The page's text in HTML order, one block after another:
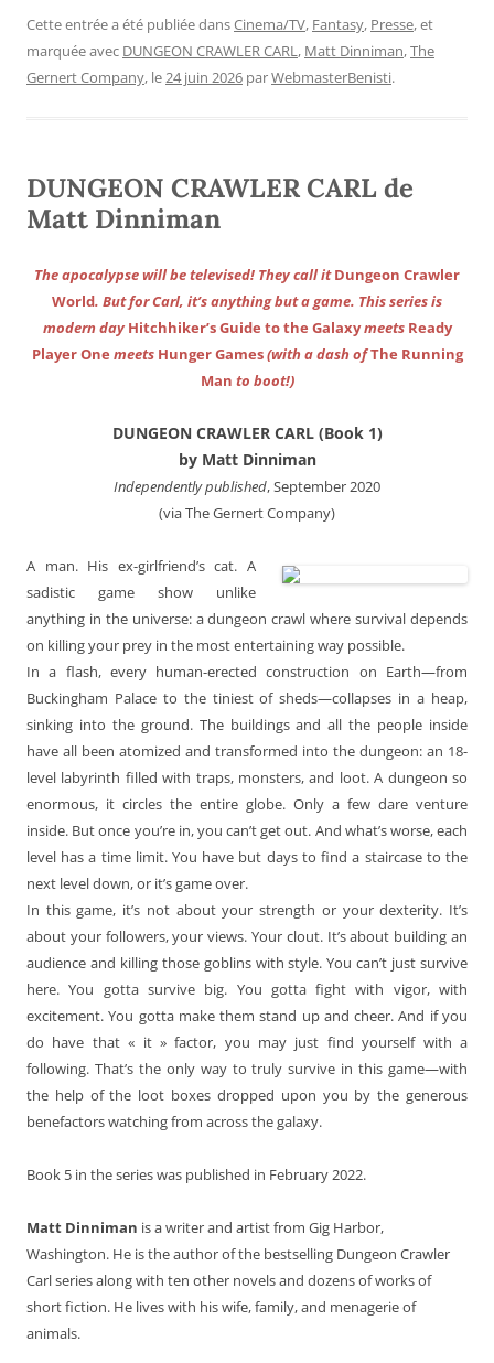
Cette entrée a été publiée dansCinema/TV, Fantasy, Presse, et
marquée avec DUNGEON CRAWLER CARL, Matt Dinniman,The
Gernert Company, le24 juin 2026 parWebmasterBenisti.
DUNGEON CRAWLER CARL de
Matt Dinniman
The apocalypse will be televised! They call itDungeon Crawler
World. But for Carl, it’s anything but a game. This series is
modern dayHitchhiker’s Guide to the Galaxymeets Ready
Player One meets Hunger Games(with a dash ofThe Running
Man to boot!)
DUNGEON CRAWLER CARL (Book 1)
by Matt Dinniman
Independently published, September 2020
(via The Gernert Company)
A man. His ex-girlfriend’s cat. A
sadistic game show unlike
anything in the universe: a dungeon crawl where survival depends
on killing your prey in the most entertaining way possible.
In a flash, every human-erected construction on Earth—from
Buckingham Palace to the tiniest of sheds—collapses in a heap,
sinking into the ground. The buildings and all the people inside
have all been atomized and transformed into the dungeon: an 18-
level labyrinth filled with traps, monsters, and loot. A dungeon so
enormous, it circles the entire globe. Only a few dare venture
inside. But once you’re in, you can’t get out. And what’s worse, each
level has a time limit. You have but days to find a staircase to the
next level down, or it’s game over.
In this game, it’s not about your strength or your dexterity. It’s
about your followers, your views. Your clout. It’s about building an
audience and killing those goblins with style. You can’t just survive
here. You gotta survive big. You gotta fight with vigor, with
excitement. You gotta make them stand up and cheer. And if you
do have that « it » factor, you may just find yourself with a
following. That’s the only way to truly survive in this game—with
the help of the loot boxes dropped upon you by the generous
benefactors watching from across the galaxy.
Book 5 in the series was published in February 2022.
Matt Dinniman is a writer and artist from Gig Harbor,
Washington. He is the author of the bestselling Dungeon Crawler
Carl series along with ten other novels and dozens of works of
short fiction. He lives with his wife, family, and menagerie of
animals.